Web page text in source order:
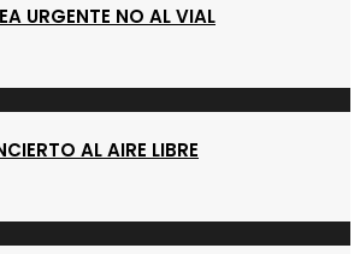
URGENTE NO AL VIAL
AL AIRE LIBRE